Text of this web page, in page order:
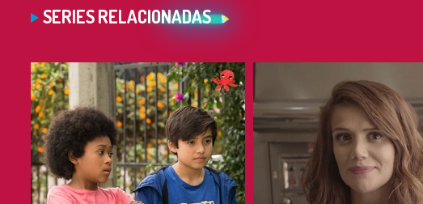
SERIES RELACIONADAS